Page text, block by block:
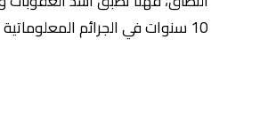
10 سنوات في الجرائم المعلوماتية المنظمة.